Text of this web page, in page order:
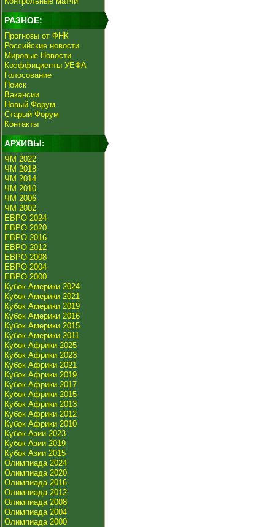
РАЗНОЕ:
Прогнозы от ФНК
Российские новости
Мировые Новости
Коэффициенты УЕФА
Голосование
Поиск
Вакансии
Новый Форум
Старый Форум
Контакты
АРХИВЫ:
ЧМ 2022
ЧМ 2018
ЧМ 2014
ЧМ 2010
ЧМ 2006
ЧМ 2002
ЕВРО 2024
ЕВРО 2020
ЕВРО 2016
ЕВРО 2012
ЕВРО 2008
ЕВРО 2004
ЕВРО 2000
Кубок Америки 2024
Кубок Америки 2021
Кубок Америки 2019
Кубок Америки 2016
Кубок Америки 2015
Кубок Америки 2011
Кубок Африки 2025
Кубок Африки 2023
Кубок Африки 2021
Кубок Африки 2019
Кубок Африки 2017
Кубок Африки 2015
Кубок Африки 2013
Кубок Африки 2012
Кубок Африки 2010
Кубок Азии 2023
Кубок Азии 2019
Кубок Азии 2015
Олимпиада 2024
Олимпиада 2020
Олимпиада 2016
Олимпиада 2012
Олимпиада 2008
Олимпиада 2004
Олимпиада 2000